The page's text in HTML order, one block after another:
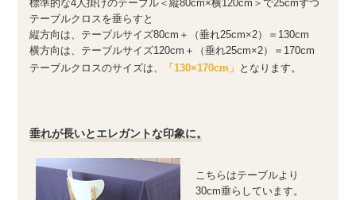
標準的な4人掛けのテーブル＜縦80cm×横120cm＞で25cmずつ
テーブルクロスを垂らすと
縦方向は、テーブルサイズ80cm＋（垂れ25cm×2）＝130cm
横方向は、テーブルサイズ120cm＋（垂れ25cm×2）＝170cm
テーブルクロスのサイズは、
「130×170cm」 となります。
垂れが長いとエレガントな印象に。
こちらはテーブルより
30cm垂らしています。